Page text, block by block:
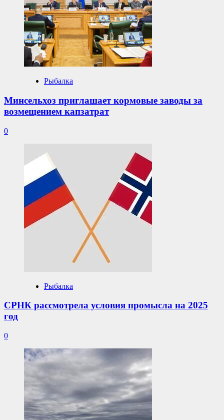
Рыбалка
Минсельхоз приглашает кормовые заводы за
возмещением капзатрат
0
Рыбалка
СРНК рассмотрела условия промысла на 2025
год
0